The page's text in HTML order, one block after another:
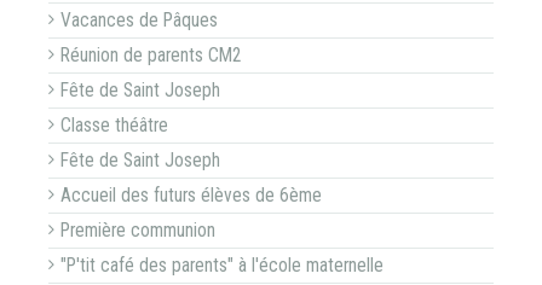
Vacances de Pâques
Réunion de parents CM2
Fête de Saint Joseph
Classe théâtre
Fête de Saint Joseph
Accueil des futurs élèves de 6ème
Première communion
"P'tit café des parents" à l'école maternelle